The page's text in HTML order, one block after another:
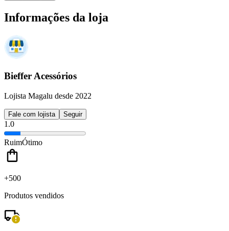
Informações da loja
Bieffer Acessórios
Lojista Magalu desde 2022
Fale com lojista Seguir
1.0
RuimÓtimo
+500
Produtos vendidos